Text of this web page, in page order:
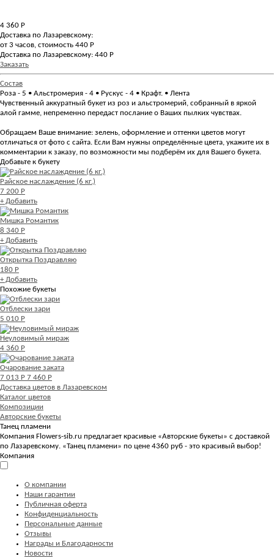
4 360 Р
Доставка по Лазаревскому:
от 3 часов, стоимость 440 Р
Доставка по Лазаревскому: 440 Р
Заказать
Состав
Роза - 5 • Альстромерия - 4 • Рускус - 4 • Крафт. • Лента
Чувственный аккуратный букет из роз и альстромерий, собранный в яркой
алой гамме, непременно передаст послание о Ваших пылких чувствах.
Обращаем Ваше внимание: зелень, оформление и оттенки цветов могут
отличаться от фото с сайта. Если Вам нужны определённые цвета, укажите их в
комментарии к заказу, по возможности мы подберём их для Вашего букета.
Добавьте к букету
Райское наслаждение (6 кг.)
7 200 Р
+ Добавить
Мишка Романтик
8 340 Р
+ Добавить
Открытка Поздравляю
180 Р
+ Добавить
Похожие букеты
Отблески зари
5 010 Р
Неуловимый мираж
4 360 Р
Очарование заката
7 013 Р 7 460 Р
Доставка цветов в Лазаревском
Каталог цветов
Композиции
Авторские букеты
Танец пламени
Компания Flowers-sib.ru предлагает красивые «Авторские букеты» с доставкой
по Лазаревскому. «Танец пламени» по цене 4360 руб - это красивый выбор!
Компания
О компании
Наши гарантии
Публичная оферта
Конфиденциальность
Персональные данные
Отзывы
Награды и Благодарности
Новости